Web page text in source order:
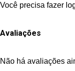
Avaliações
Não há avaliações
Você precisa fazer